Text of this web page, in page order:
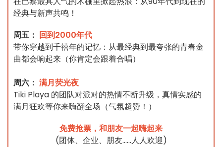
经典与新声共鸣！
周五： 回到2000年代
带你穿越到千禧年的记忆：从最经典到最夸张的青春金
曲都会响起来（你肯定会跟着合唱）
周六： 满月荧光夜
Tiki Playa 的团队对派对的热情不断升级，真情实感的
满月狂欢等你来嗨翻全场（气氛超赞！）
免费抢票，和朋友一起嗨起来
(团体、企业、朋友……人人欢迎)